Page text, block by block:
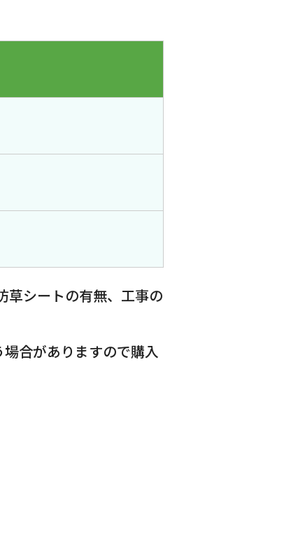
草シートの有無、工事の
合がありますので購入